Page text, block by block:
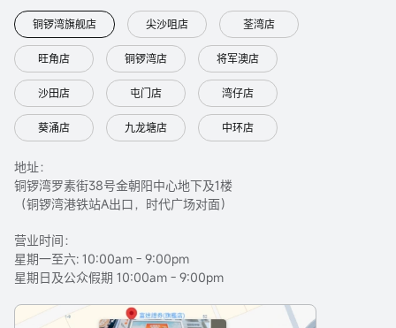
本报告以中英文书写，两种文本具同等效力。若两种文本有矛盾之处，则应以
英文版本为准。
铜锣湾旗舰店 尖沙咀店 荃湾店
旺角店 铜锣湾店 将军澳店
沙田店 屯门店 湾仔店
葵涌店 九龙塘店 中环店
地址：
铜锣湾罗素街38号金朝阳中心地下及1楼
（铜锣湾港铁站A出口，时代广场对面）
营业时间：
星期一至六: 10:00am - 9:00pm
星期日及公众假期 10:00am - 9:00pm